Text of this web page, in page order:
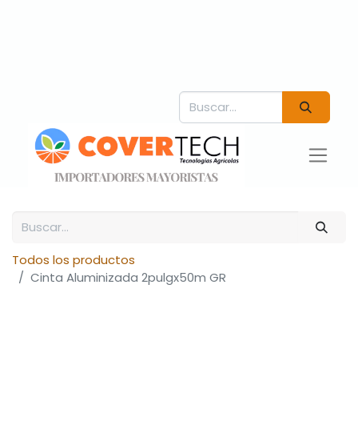
Todos los productos
Cinta Aluminizada 2pulgx50m GR